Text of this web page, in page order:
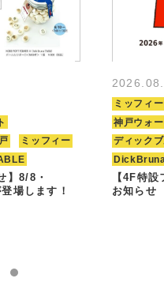
ミッフィー
】8/8・
場します！
ミッフィー
神戸ウォ
ディック
【4F特
お知らせ